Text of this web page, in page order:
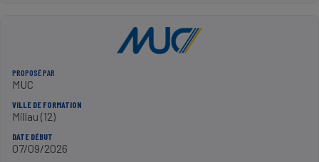
PROPOSÉ PAR
MUC
VILLE DE FORMATION
Millau (12)
DATE DÉBUT
07/09/2026